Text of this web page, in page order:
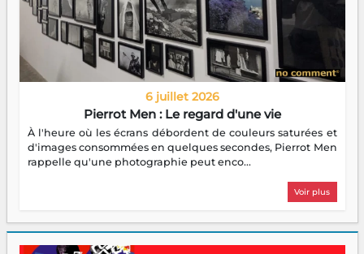
6 juillet 2026
Pierrot Men : Le regard d'une vie
À l'heure où les écrans débordent de couleurs saturées et
d'images consommées en quelques secondes, Pierrot Men
rappelle qu'une photographie peut enco...
Voir plus